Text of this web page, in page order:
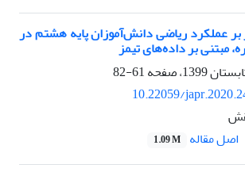
بر عملکرد ریاضی دانش‌آموزان پایه هشتم در
مبتنی بر داده‌های تیمز
61-82
10.22059/
اصل مقاله 1.09 M